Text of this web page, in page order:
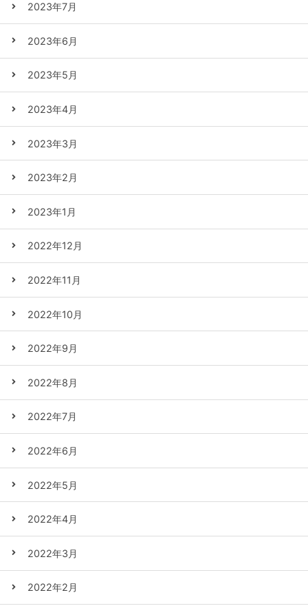
2023年7月
2023年6月
2023年5月
2023年4月
2023年3月
2023年2月
2023年1月
2022年12月
2022年11月
2022年10月
2022年9月
2022年8月
2022年7月
2022年6月
2022年5月
2022年4月
2022年3月
2022年2月